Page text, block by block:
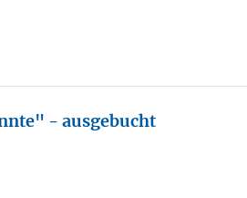
- ausgebucht